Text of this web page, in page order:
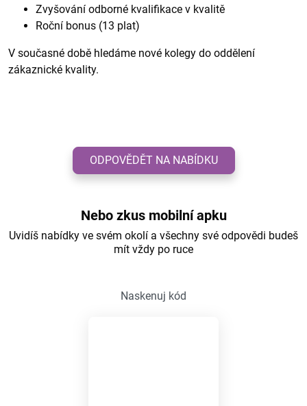
Zvyšování odborné kvalifikace v kvalitě
Roční bonus (13 plat)
V současné době hledáme nové kolegy do oddělení
zákaznické kvality.
ODPOVĚDĚT NA NABÍDKU
Nebo zkus mobilní apku
Uvidíš nabídky ve svém okolí a všechny své odpovědi budeš
mít vždy po ruce
Naskenuj kód